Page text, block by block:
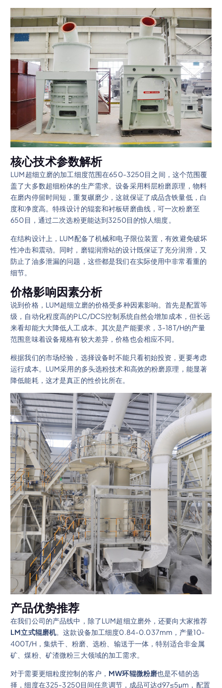
核心技术参数解析
LUM超细立磨的加工细度范围在650-3250目之间，这个范围覆
盖了大多数超细粉体的生产需求。设备采用料层粉磨原理，物料
在磨内停留时间短，重复碾磨少，这就保证了成品含铁量低，白
度和净度高。特殊设计的辊套和衬板研磨曲线，可一次粉磨至
650目，通过二次选粉更能达到3250目的惊人细度。
在结构设计上，LUM配备了机械和电子限位装置，有效避免破坏
性冲击和震动。同时，磨辊润滑站的设计既保证了充分润滑，又
防止了油多泄漏的问题，这些都是我们在实际使用中非常看重的
细节。
价格影响因素分析
说到价格，LUM超细立磨的价格受多种因素影响。首先是配置等
级，自动化程度高的PLC/DCS控制系统自然会增加成本，但长远
来看却能大大降低人工成本。其次是产能要求，3-18T/H的产量
范围意味着设备规格有较大差异，价格也会相应不同。
根据我们的市场经验，选择设备时不能只看初始投资，更要考虑
运行成本。LUM采用的多头选粉技术和高效的粉磨原理，能显著
降低能耗，这才是真正的性价比所在。
产品优势推荐
在我们公司的产品线中，除了LUM超细立磨外，还要向大家推荐
LM立式辊磨机。这款设备加工细度0.84-0.037mm，产量10-
400T/H，集烘干、粉磨、选粉、输送于一体，特别适合非金属
矿、煤粉、矿渣微粉三大领域的加工需求。
对于需要更细粒度控制的客户， MW环辊微粉磨也是不错的选
择，细度在325-3250目间任意调节，成品可达d97≤5μm，配置